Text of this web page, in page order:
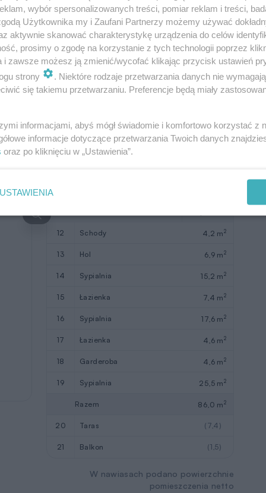
Razem 62,7 m
9 kotłownia 3,0 m2
10 garaż 18,6 m2
11 taras (35,6)
pomieszczenia netto
12 schody 4,2 m2
13 hol 6,9 m2
14 sypialnia 15,2 m2
15 łazienka 7,4 m2
16 sypialnia 17,6 m2
17 łazienka 4,6 m2
18 garderoba 4,6 m2
19 sypialnia 25,5 m2
Razem 86,0 m2
20 taras (7,4)
21 balkon (1,5)
W nawiasach podano powierzchnie
pomieszczenia netto
wybór spersonalizowanych treści, pomiar reklam i treści,
Użytkownika my i Zaufani Partnerzy możemy używać
aktywnie skanować charakterystykę urządzenia do celów
prosimy o zgodę na korzystanie z tych technologii poprzez
i zawsze możesz ją zmienić/wycofać klikając przycisk ustawień
strony
. Niektóre rodzaje przetwarzania danych nie
się takiemu przetwarzaniu. Preferencje będą miały
informacjami, abyś mógł świadomie i komfortowo korzystać z
informacje dotyczące przetwarzania Twoich danych
oraz po kliknięciu w „Ustawienia”.
USTAWIENIA